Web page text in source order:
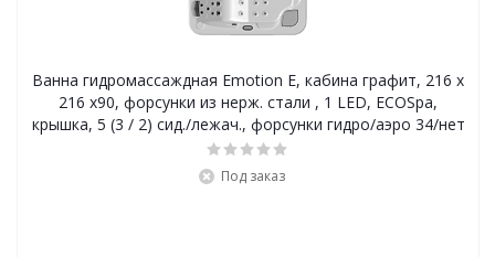
Ванна гидромассаждная Emotion E, кабина графит, 216 х
216 х90, форсунки из нерж. стали , 1 LED, ECOSpa,
крышка, 5 (3 / 2) сид./лежач., форсунки гидро/аэро 34/нет
Под заказ